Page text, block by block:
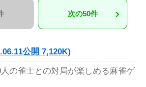
次の50件
公開 7,120K)
の雀士との対局が楽しめる麻雀ゲ